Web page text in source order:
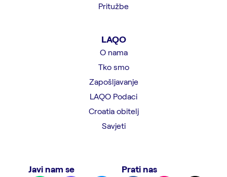
Pritužbe
LAQO
O nama
Tko smo
Zapošljavanje
LAQO Podaci
Croatia obitelj
Savjeti
Javi nam se Prati nas